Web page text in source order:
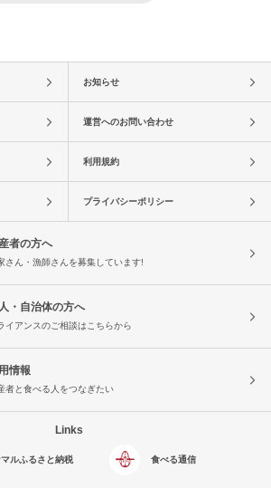
お知らせ
運営へのお問い合わせ
利用規約
プライバシーポリシー
者の方へ
さん・漁師さんを募集しています!
・自治体の方へ
イアンスのご相談はこちらから
情報
者と食べる人をつなぎたい
Links
マルふるさと納税 食べる通信